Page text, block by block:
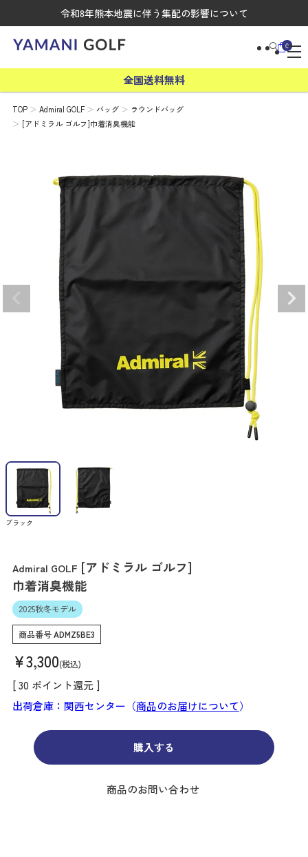
令和8年熊本地震に伴う集配の影響について
0
全国送料無料
TOP Admiral GOLF バッグ
ラウンドバッグ
[アドミラル ゴルフ]巾着消臭機能
ブラック
Admiral GOLF [アドミラル ゴルフ]
巾着消臭機能
2025秋冬モデル
商品番号ADMZ5BE3
¥3,300 税込
[30 ポイント還元 ]
出荷倉庫：関西センター（商品のお届けについて）
購入する
商品のお問い合わせ